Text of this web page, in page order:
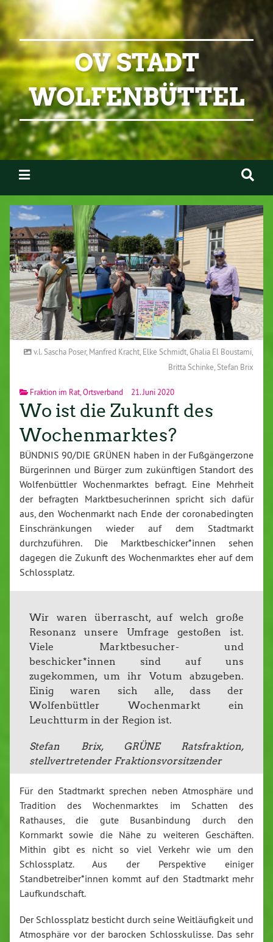
OV STADT
WOLFENBÜTTEL
v.l. Sascha Poser, Manfred Kracht, Elke Schmidt, Ghalia El Boustami,
Britta Schinke, Stefan Brix
Fraktion im Rat Ortsverband 21. Juni 2020
Wo ist die Zukunft des
Wochenmarktes?
BÜNDNIS 90/DIE GRÜNEN haben in der Fußgängerzone
Bürgerinnen und Bürger zum zukünftigen Standort des
Wolfenbüttler Wochenmarktes befragt. Eine Mehrheit
der befragten Marktbesucherinnen spricht sich dafür
aus, den Wochenmarkt nach Ende der coronabedingten
Einschränkungen wieder auf dem Stadtmarkt
durchzuführen. Die Marktbeschicker*innen sehen
dagegen die Zukunft des Wochenmarktes eher auf dem
Schlossplatz.
Wir waren überrascht, auf welch große
Resonanz unsere Umfrage gestoßen ist.
Viele Marktbesucher- und
beschicker*innen sind auf uns
zugekommen, um ihr Votum abzugeben.
Einig waren sich alle, dass der
Wolfenbüttler Wochenmarkt ein
Leuchtturm in der Region ist.
Stefan Brix, GRÜNE Ratsfraktion,
stellvertretender Fraktionsvorsitzender
Für den Stadtmarkt sprechen neben Atmosphäre und
Tradition des Wochenmarktes im Schatten des
Rathauses, die gute Busanbindung durch den
Kornmarkt sowie die Nähe zu weiteren Geschäften.
Mithin gibt es nicht so viel Verkehr wie um den
Schlossplatz. Aus der Perspektive einiger
Standbetreiber*innen kommt auf den Stadtmarkt mehr
Laufkundschaft.
Der Schlossplatz besticht durch seine Weitläufigkeit und
Atmosphäre vor der barocken Schlosskulisse. Das sehr